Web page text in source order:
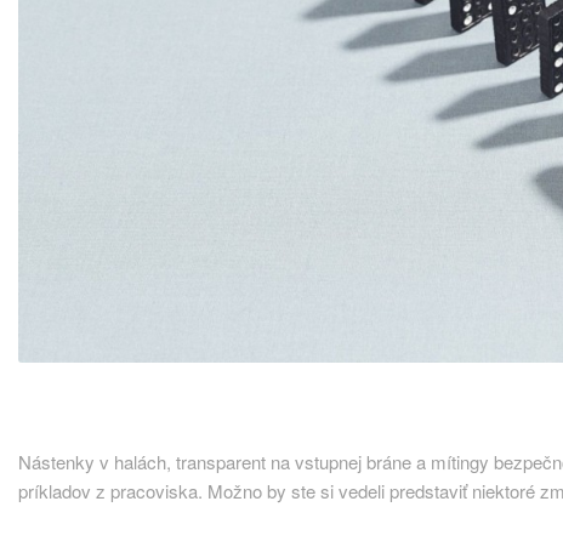
Nástenky v halách, transparent na vstupnej bráne a mítingy
príkladov z pracoviska. Možno by ste si vedeli predstaviť niektoré